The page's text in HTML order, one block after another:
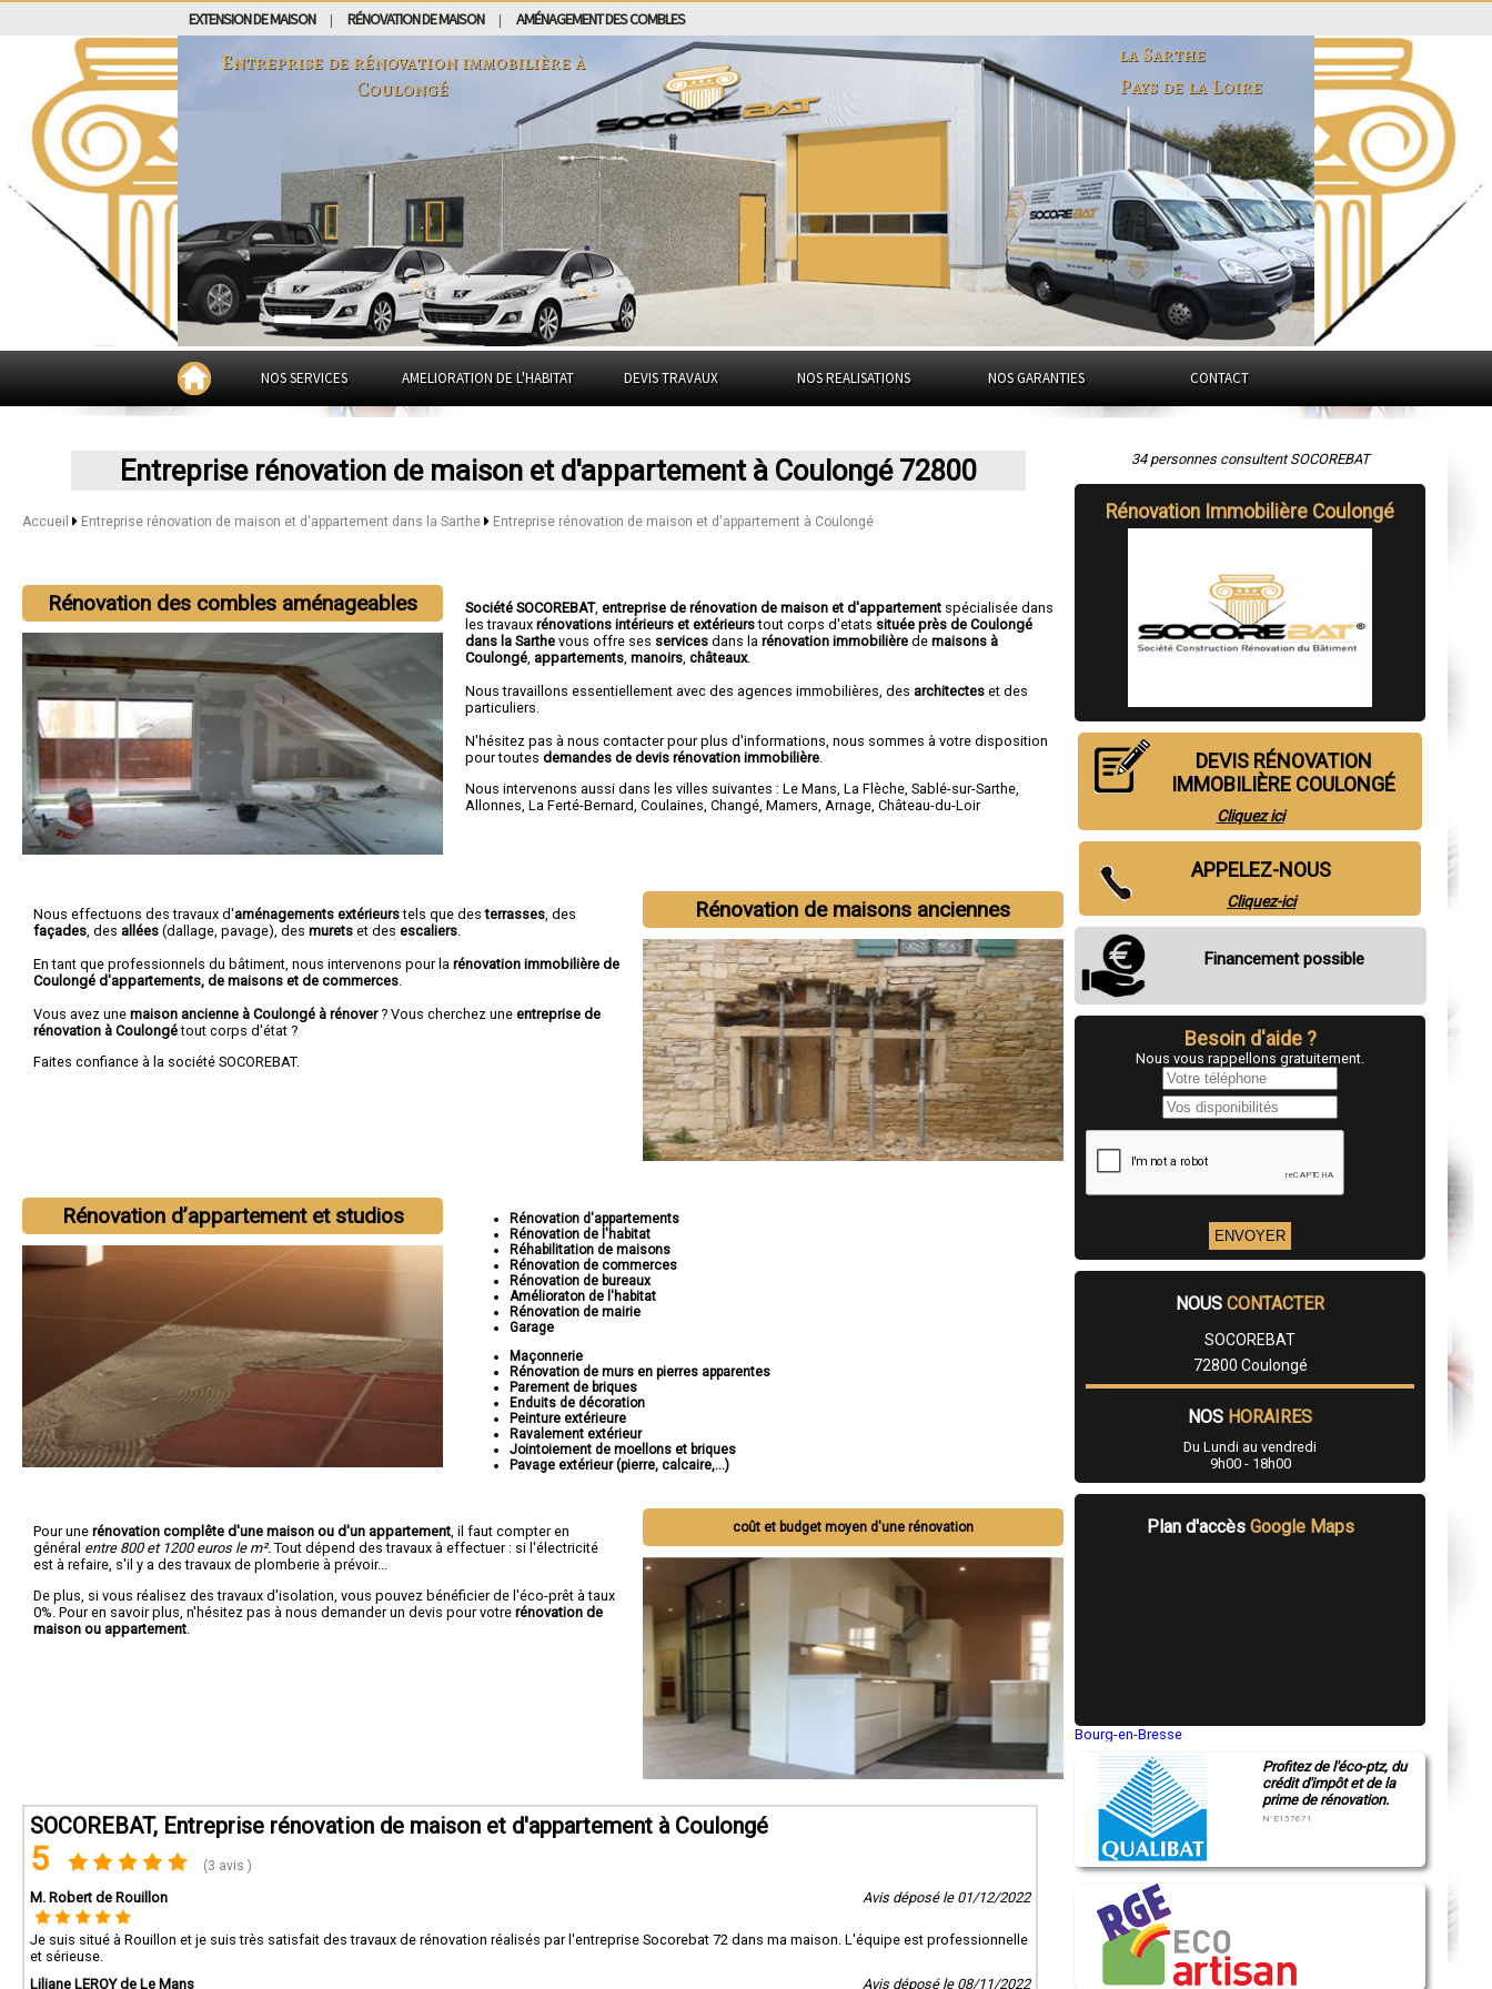
EXTENSION DE MAISON RÉNOVATION DE MAISON AMÉNAGEMENT DES COMBLES
Entreprise de rénovation immobilière à
Coulongé
la Sarthe
Pays de la Loire
NOS SERVICES AMELIORATION DE L'HABITAT DEVIS TRAVAUX NOS REALISATIONS NOS GARANTIES CONTACT
Entreprise rénovation de maison et d'appartement à Coulongé 72800
Accueil Entreprise rénovation de maison et d'appartement dans la Sarthe Entreprise rénovation de maison et d'appartement à Coulongé
Rénovation des combles aménageables Société SOCOREBAT,entreprise de rénovation de maison et d'appartement spécialisée dans
les travauxrénovations intérieurs et extérieurstout corps d'etats située près de Coulongé
dans la Sarthevous offre ses services dans larénovation immobilière demaisons à
Coulongé appartements ,manoirs ,châteaux.
Nous travaillons essentiellement avec des agences immobilières, des architectes et des
particuliers.
N'hésitez pas à nous contacter pour plus d'informations, nous sommes à votre disposition
pour toutesdemandes de devis rénovation immobilière
Nous intervenons aussi dans les villes suivantes :Le Mans ,La Flèche ,Sablé-sur-Sarthe
Allonnes ,La Ferté-Bernard ,Coulaines ,Changé ,Mamers Arnage ,Château-du-Loir
Rénovation de maisons anciennes
Nous effectuons des travaux d'aménagements extérieurstels que desterrasses , des
façades , des allées (dallage, pavage), des murets et des escaliers
En tant que professionnels du bâtiment, nous intervenons pour la rénovation immobilière de
Coulongé d'appartements, de maisons et de commerces
Vous avez une maison ancienne à Coulongé à rénover? Vous cherchez une entreprise de
rénovation à Coulongétout corps d'état ?
Faites confiance à la société SOCOREBAT.
Rénovation d’appartement et studios
Rénovation d'appartements
Rénovation de l'habitat
Réhabilitation de maisons
Rénovation de commerces
Rénovation de bureaux
Amélioraton de l'habitat
Rénovation de mairie
Garage
Maçonnerie
Rénovation de murs en pierres apparentes
Parement de briques
Enduits de décoration
Peinture extérieure
Ravalement extérieur
Jointoiement de moellons et briques
Pavage extérieur (pierre, calcaire,...)
coût et budget moyen d'une rénovation
Pour une rénovation complête d'une maison ou d'un appartement , il faut compter en
général entre 800 et 1200 euros le m². Tout dépend des travaux à effectuer : si l'électricité
est à refaire, s'il y a des travaux de plomberie à prévoir...
De plus, si vous réalisez des travaux d'isolation, vous pouvez bénéficier de l'éco-prêt à taux
0%. Pour en savoir plus, n'hésitez pas à nous demander un devis pour votre rénovation de
maison ou appartement
SOCOREBAT, Entreprise rénovation de maison et d'appartement à Coulongé
5 (3 avis )
M. Robert de Rouillon Avis déposé le 01/12/2022
Je suis situé à Rouillon et je suis très satisfait des travaux de rénovation réalisés par l'entreprise Socorebat 72 dans ma maison. L'équipe est professionnelle
et sérieuse.
Liliane LEROY de Le Mans
Avis déposé le 08/11/2022
34 personnes consultent SOCOREBAT
Rénovation Immobilière Coulongé
DEVIS RÉNOVATION
IMMOBILIÈRE COULONGÉ
Cliquez ici
APPELEZ-NOUS
Cliquez-ici
Financement possible
Besoin d'aide ?
Nous vous rappellons gratuitement.
NOUS CONTACTER
SOCOREBAT
72800 Coulongé
NOS HORAIRES
Du Lundi au vendredi
9h00 - 18h00
Plan d'accès Google Maps
Bourg-en-Bresse
Montluçon
Manosque
Gap
Charleville-Mézières
Pamiers
Narbonne
Rodez
Marseille
Caen
Angoulême
Profitez de l'éco-ptz, du
crédit d'impôt et de la
prime de rénovation.
N°E157671